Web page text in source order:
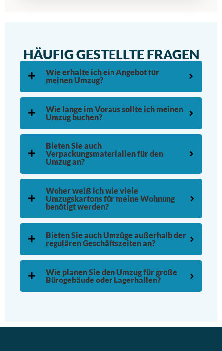
HÄUFIG GESTELLTE FRAGEN
Wie erhalte ich ein Angebot für
meinen Umzug?
Wie lange im Voraus sollte ich meinen
Umzug buchen?
Bieten Sie auch
Verpackungsmaterialien für den
Umzug an?
Woher weiß ich wie viele
Umzugskartons für meine Wohnung
benötigt werden?
Bieten Sie auch Umzüge außerhalb der
regulären Geschäftszeiten an?
Wie planen Sie den Umzug für große
Bürogebäude oder Lagerhallen?